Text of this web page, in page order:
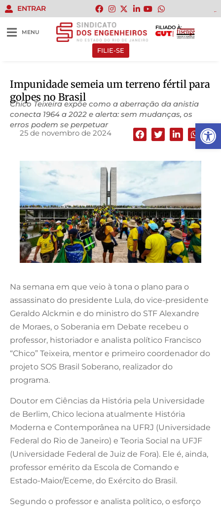
Abrir
ENTRAR
MENU
FILIADO À:
FILIE-SE
Impunidade semeia um terreno fértil para
golpes no Brasil
Chico Teixeira expõe como a aberração da anistia
conecta 1964 a 2022 e alerta: sem mudanças, os
erros podem se perpetuar
25 de novembro de 2024
Na semana em que veio à tona o plano para o
assassinato do presidente Lula, do vice-presidente
Geraldo Alckmin e do ministro do STF Alexandre
de Moraes, o Soberania em Debate recebeu o
professor, historiador e analista político Francisco
“Chico” Teixeira, mentor e primeiro coordenador do
projeto SOS Brasil Soberano, realizador do
programa.
Doutor em Ciências da História pela Universidade
de Berlim, Chico leciona atualmente História
Moderna e Contemporânea na UFRJ (Universidade
Federal do Rio de Janeiro) e Teoria Social na UFJF
(Universidade Federal de Juiz de Fora). Ele é, ainda,
professor emérito da Escola de Comando e
Estado-Maior/Eceme, do Exército do Brasil.
Segundo o professor e analista político, o esforço